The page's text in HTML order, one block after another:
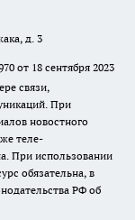
д. 3
от 18 сентября 2023
связи,
При
новостного
теле-
При использовании
обязательна, в
РФ об